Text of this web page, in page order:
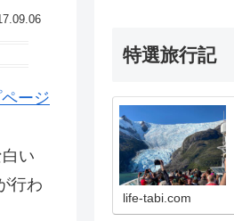
ージ
い
行わ
特選旅行記
life-tabi.com